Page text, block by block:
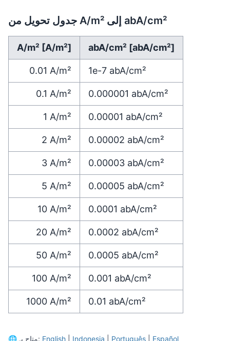
جدول تحويل من A/m² إلى abA/cm²
A/m² [A/m²] abA/cm² [abA/cm²]
0.01 A/m² 1e-7 abA/cm²
0.1 A/m² 0.000001 abA/cm²
1 A/m² 0.00001 abA/cm²
2 A/m² 0.00002 abA/cm²
3 A/m² 0.00003 abA/cm²
5 A/m² 0.00005 abA/cm²
10 A/m² 0.0001 abA/cm²
20 A/m² 0.0002 abA/cm²
50 A/m² 0.0005 abA/cm²
100 A/m² 0.001 abA/cm²
1000 A/m² 0.01 abA/cm²
🌐 متاح بـ: English Indonesia Português Español